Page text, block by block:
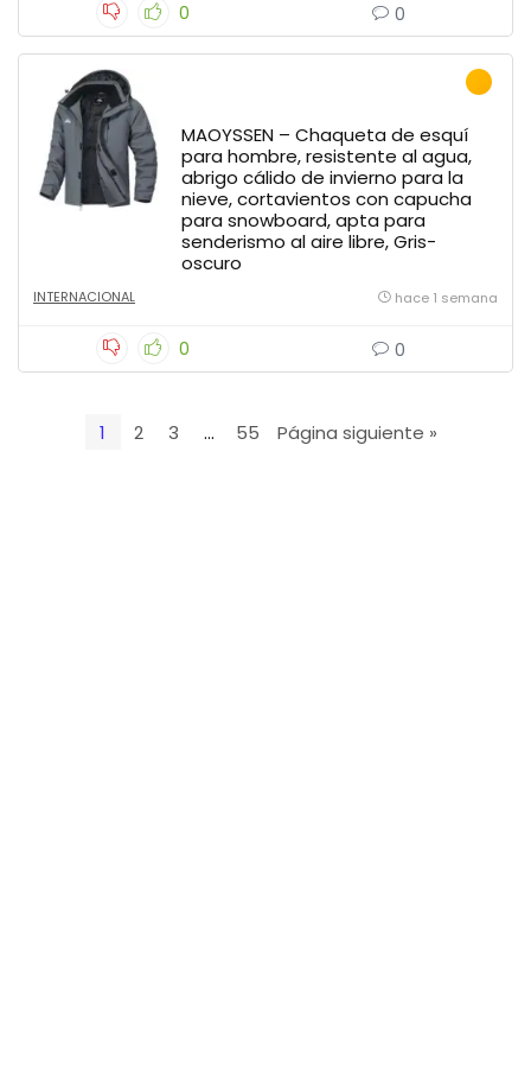
0 0
MAOYSSEN – Chaqueta de esquí
para hombre, resistente al agua,
abrigo cálido de invierno para la
nieve, cortavientos con capucha
para snowboard, apta para
senderismo al aire libre, Gris-
oscuro
INTERNACIONAL hace 1 semana
0 0
1 2 3 … 55 Página siguiente »